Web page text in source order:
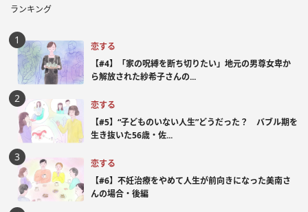
ランキング
恋する
【#4】「家の呪縛を断ち切りたい」地元の男尊女卑か
ら解放された紗希子さんの...
恋する
【#5】“子どものいない人生”どうだった？ バブル期を
生き抜いた56歳・佐...
恋する
【#6】不妊治療をやめて人生が前向きになった美南さ
んの場合・後編